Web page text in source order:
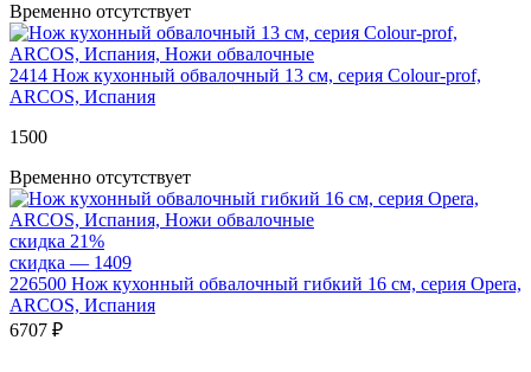
Временно отсутствует
2414 Нож кухонный обвалочный 13 см, серия Colour-prof,
ARCOS, Испания
1 500
Временно отсутствует
скидка 21%
скидка — 1409
226500 Нож кухонный обвалочный гибкий 16 см, серия Opera,
ARCOS, Испания
6707 ₽